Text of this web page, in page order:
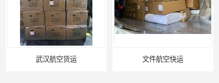
武汉航空货运 文件航空快运